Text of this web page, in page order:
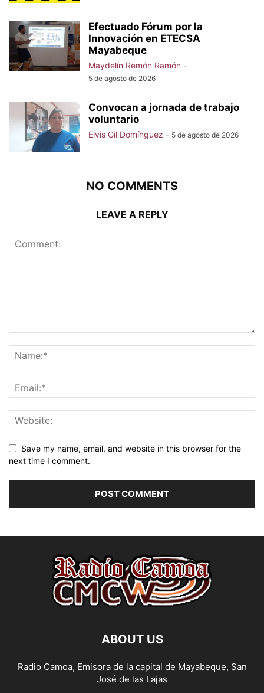
Efectuado Fórum por la
Innovación en ETECSA
Mayabeque
Maydelín Remón Ramón -
5 de agosto de 2026
Convocan a jornada de trabajo
voluntario
Elvis Gil Domínguez - 5 de agosto de 2026
NO COMMENTS
LEAVE A REPLY
Save my name, email, and website in this browser for the
next time I comment.
ABOUT US
Radio Camoa, Emisora de la capital de Mayabeque, San
José de las Lajas